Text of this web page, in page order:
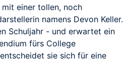
einer tollen, noch
namens Devon Keller.
Schuljahr - und erwartet ein
fürs College
sie sich für eine